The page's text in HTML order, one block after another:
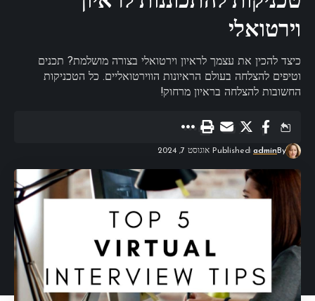
וירטואלי
כיצד להכין את עצמך לראיון וירטואלי בצורה מושלמת? תכנים
וטיפים להצלחה בעולם הראיונות הווירטואליים. כל הטכניקות
החשובות להצלחה בראיון מרחוק!
By
admin Published אוגוסט 7, 2024